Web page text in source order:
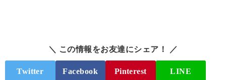
＼ この情報をお友達にシェア！ ／
Twitter Facebook Pinterest LINE